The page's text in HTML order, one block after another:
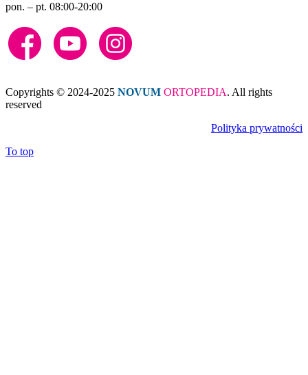
pon. – pt. 08:00-20:00
Copyrights © 2024-2025 NOVUM ORTOPEDIA. All rights
reserved
Polityka prywatności
To top